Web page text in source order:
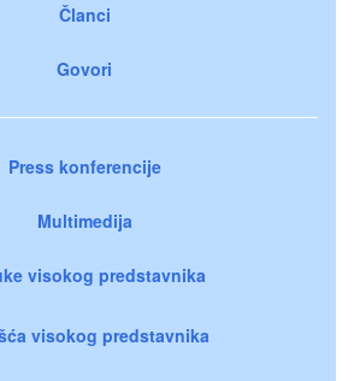
Članci
Govori
Press konferencije
Multimedija
visokog predstavnika
visokog predstavnika